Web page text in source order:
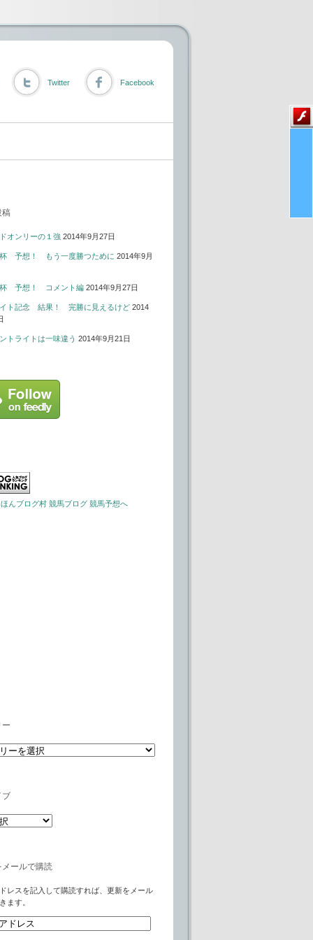
Twitter Facebook
稿
オンリーの１強 2014年9月27日
予想！ もう一度勝つために 2014年9月
杯 予想！ コメント編 2014年9月27日
ト記念 結果！ 完勝に見えるけど 2014
トライトは一味違う 2014年9月21日
ー
ブ
メールで購読
レスを記入して購読すれば、更新をメール
ます。